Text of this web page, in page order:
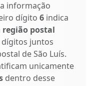
informação
dígito 6 indica
região postal
juntos
de São Luís.
unicamente
dentro desse